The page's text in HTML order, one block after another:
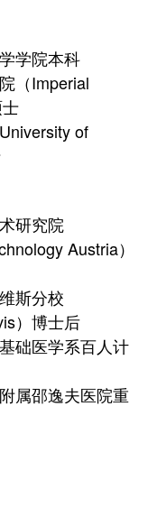
学院本科
（Imperial
of
研究院
Austria）
斯分校
）博士后
础医学系百人计
属邵逸夫医院重